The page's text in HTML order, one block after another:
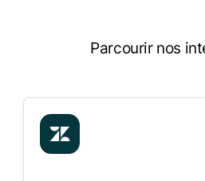
Parcourir nos